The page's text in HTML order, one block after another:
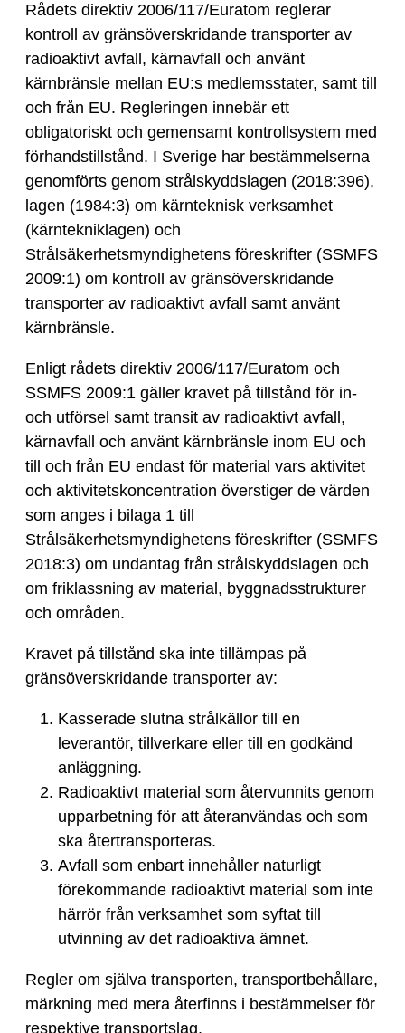
Rådets direktiv 2006/117/Euratom reglerar
kontroll av gränsöverskridande transporter av
radioaktivt avfall, kärnavfall och använt
kärnbränsle mellan EU:s medlemsstater, samt till
och från EU. Regleringen innebär ett
obligatoriskt och gemensamt kontrollsystem med
förhandstillstånd. I Sverige har bestämmelserna
genomförts genom strålskyddslagen (2018:396),
lagen (1984:3) om kärnteknisk verksamhet
(kärntekniklagen) och
Strålsäkerhetsmyndighetens föreskrifter (SSMFS
2009:1) om kontroll av gränsöverskridande
transporter av radioaktivt avfall samt använt
kärnbränsle.
Enligt rådets direktiv 2006/117/Euratom och
SSMFS 2009:1 gäller kravet på tillstånd för in-
och utförsel samt transit av radioaktivt avfall,
kärnavfall och använt kärnbränsle inom EU och
till och från EU endast för material vars aktivitet
och aktivitetskoncentration överstiger de värden
som anges i bilaga 1 till
Strålsäkerhetsmyndighetens föreskrifter (SSMFS
2018:3) om undantag från strålskyddslagen och
om friklassning av material, byggnadsstrukturer
och områden.
Kravet på tillstånd ska inte tillämpas på
gränsöverskridande transporter av:
Kasserade slutna strålkällor till en
leverantör, tillverkare eller till en godkänd
anläggning.
Radioaktivt material som återvunnits genom
upparbetning för att återanvändas och som
ska återtransporteras.
Avfall som enbart innehåller naturligt
förekommande radioaktivt material som inte
härrör från verksamhet som syftat till
utvinning av det radioaktiva ämnet.
Regler om själva transporten, transportbehållare,
märkning med mera återfinns i bestämmelser för
respektive transportslag.